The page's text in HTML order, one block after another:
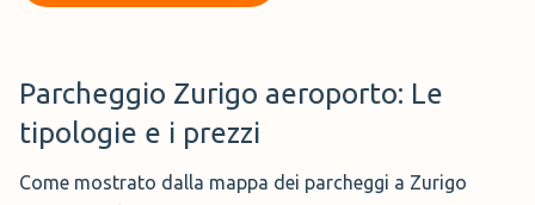
Parcheggio Zurigo aeroporto: Le
tipologie e i prezzi
Come mostrato dalla mappa dei parcheggi a Zurigo